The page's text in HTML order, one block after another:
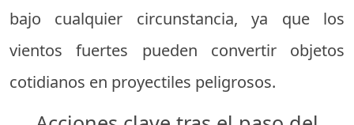
bajo cualquier circunstancia, ya que los
vientos fuertes pueden convertir objetos
cotidianos en proyectiles peligrosos.